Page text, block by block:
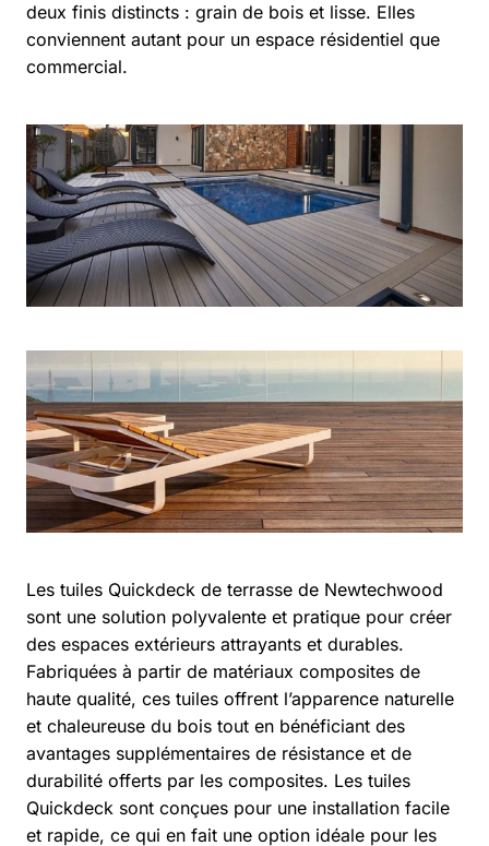
deux finis distincts : grain de bois et lisse. Elles
conviennent autant pour un espace résidentiel que
commercial.
Les tuiles Quickdeck de terrasse de Newtechwood
sont une solution polyvalente et pratique pour créer
des espaces extérieurs attrayants et durables.
Fabriquées à partir de matériaux composites de
haute qualité, ces tuiles offrent l’apparence naturelle
et chaleureuse du bois tout en bénéficiant des
avantages supplémentaires de résistance et de
durabilité offerts par les composites. Les tuiles
Quickdeck sont conçues pour une installation facile
et rapide, ce qui en fait une option idéale pour les